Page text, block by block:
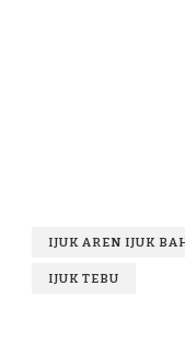
IJUK AREN IJUK
IJUK TEBU